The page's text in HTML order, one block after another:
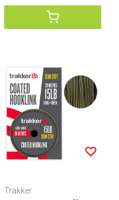
Trakker